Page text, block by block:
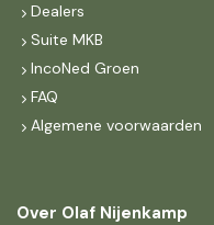
Dealers
Suite MKB
IncoNed Groen
FAQ
Algemene voorwaarden
Over Olaf Nijenkamp